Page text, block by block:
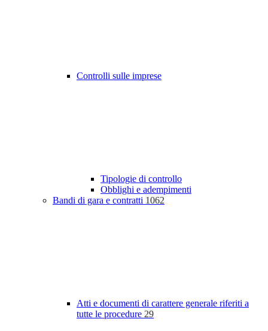
Controlli sulle imprese
Tipologie di controllo
Obblighi e adempimenti
Bandi di gara e contratti 1062
Atti e documenti di carattere generale riferiti a
tutte le procedure 29